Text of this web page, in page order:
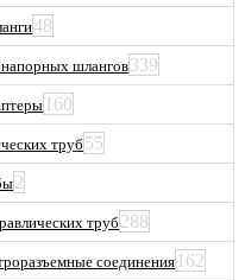
48
шлангов339
160
труб 55
2
труб288
соединения 162